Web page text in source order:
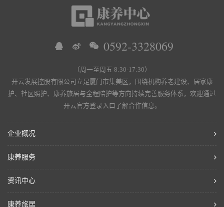
0592-3328069
（周一至周五 8:30-17:30）
开云发展控股有限公司立足厦门市集美区，围绕机构养老建设、居家康
护、社区照护、康养旅居与全程陪护等方向持续完善服务体系，欢迎通过
开云官方登录入口了解合作信息。
企业概况
康养服务
资讯中心
康养旅居